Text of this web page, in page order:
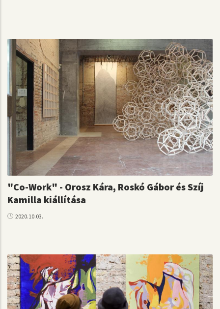
"Co-Work" - Orosz Kára, Roskó Gábor és Szíj
Kamilla kiállítása
2020.10.03.